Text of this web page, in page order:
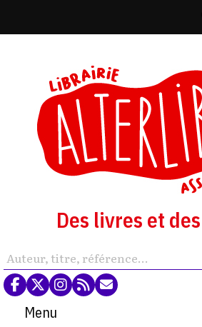
Des livres et
Menu